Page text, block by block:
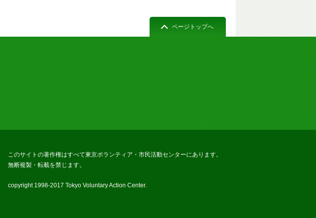
ページトップへ
このサイトの著作権はすべて東京ボランティア・市民活動センターにあります。
無断複製・転載を禁じます。
copyright 1998-2017 Tokyo Voluntary Action Center.